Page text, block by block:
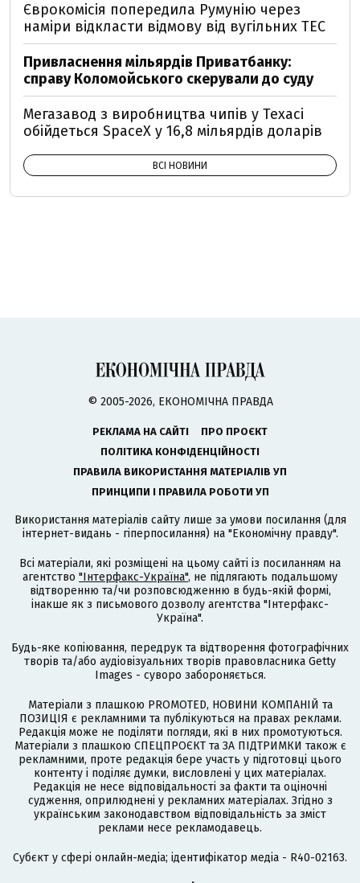
Єврокомісія попередила Румунію через
наміри відкласти відмову від вугільних ТЕС
Привласнення мільярдів Приватбанку:
справу Коломойського скерували до суду
Мегазавод з виробництва чипів у Техасі
обійдеться SpaceX у 16,8 мільярдів доларів
ВСІ НОВИНИ
© 2005-2026, ЕКОНОМІЧНА ПРАВДА
РЕКЛАМА НА САЙТІ
ПРО ПРОЄКТ
ПОЛІТИКА КОНФІДЕНЦІЙНОСТІ
ПРАВИЛА ВИКОРИСТАННЯ МАТЕРІАЛІВ УП
ПРИНЦИПИ І ПРАВИЛА РОБОТИ УП
Використання матеріалів сайту лише за умови посилання (для
інтернет-видань - гіперпосилання) на "Економічну правду".
Всі матеріали, які розміщені на цьому сайті із посиланням на
агентство "Інтерфакс-Україна", не підлягають подальшому
відтворенню та/чи розповсюдженню в будь-якій формі,
інакше як з письмового дозволу агентства "Інтерфакс-
Україна".
Будь-яке копіювання, передрук та відтворення фотографічних
творів та/або аудіовізуальних творів правовласника Getty
Images - суворо забороняється.
Матеріали з плашкою PROMOTED, НОВИНИ КОМПАНІЙ та
ПОЗИЦІЯ є рекламними та публікуються на правах реклами.
Редакція може не поділяти погляди, які в них промотуються.
Матеріали з плашкою СПЕЦПРОЄКТ та ЗА ПІДТРИМКИ також є
рекламними, проте редакція бере участь у підготовці цього
контенту і поділяє думки, висловлені у цих матеріалах.
Редакція не несе відповідальності за факти та оціночні
судження, оприлюднені у рекламних матеріалах. Згідно з
українським законодавством відповідальність за зміст
реклами несе рекламодавець.
Cубєкт у сфері онлайн-медіа; ідентифікатор медіа - R40-02163.